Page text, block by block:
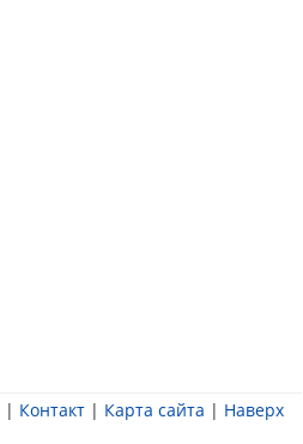
| Контакт | Карта сайта | Наверх